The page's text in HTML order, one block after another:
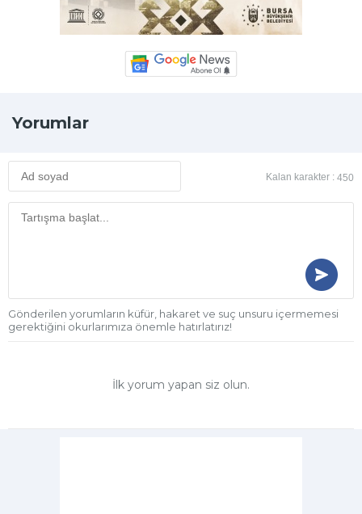
Yorumlar
Kalan karakter : 450
Gönderilen yorumların küfür, hakaret ve suç unsuru içermemesi
gerektiğini okurlarımıza önemle hatırlatırız!
İlk yorum yapan siz olun.